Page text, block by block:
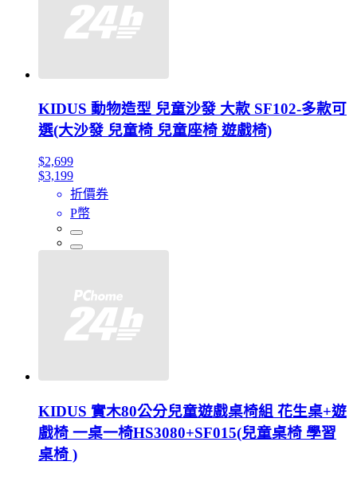
KIDUS 動物造型 兒童沙發 大款 SF102-多款可
選(大沙發 兒童椅 兒童座椅 遊戲椅)
$2,699
$3,199
折價券
P幣
KIDUS 實木80公分兒童遊戲桌椅組 花生桌+遊
戲椅 一桌一椅HS3080+SF015(兒童桌椅 學習
桌椅 )